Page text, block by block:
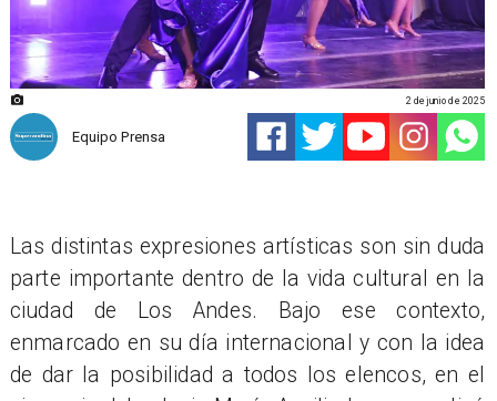
Equipo Prensa
2 de junio de 2025
Las distintas expresiones artísticas son sin duda
parte importante dentro de la vida cultural en la
ciudad de Los Andes. Bajo ese contexto,
enmarcado en su día internacional y con la idea
de dar la posibilidad a todos los elencos, en el